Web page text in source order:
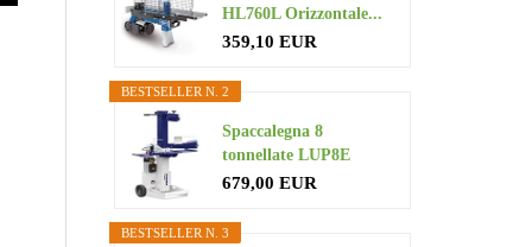
HL760L Orizzontale...
359,10 EUR
BESTSELLER N. 2
Spaccalegna 8
tonnellate LUP8E
679,00 EUR
BESTSELLER N. 3